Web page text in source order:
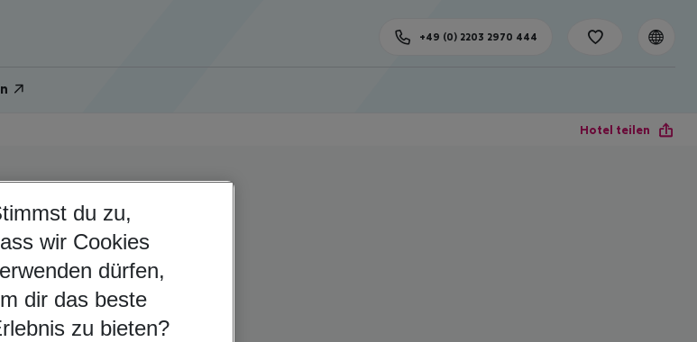
+49 (0) 2203 2970 444
Hotel teilen
du zu,
wir Cookies
dürfen,
dir das beste
zu bieten?